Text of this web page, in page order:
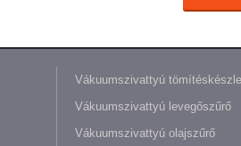
Vákuumszivattyú
Vákuumszivattyú levegőszűrő
Vákuumszivattyú olajszűrő